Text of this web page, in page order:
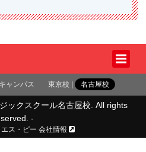
ャンパス 東京校 名古屋校
ックスクール名古屋校. All rights
-
ス・ピー 会社情報